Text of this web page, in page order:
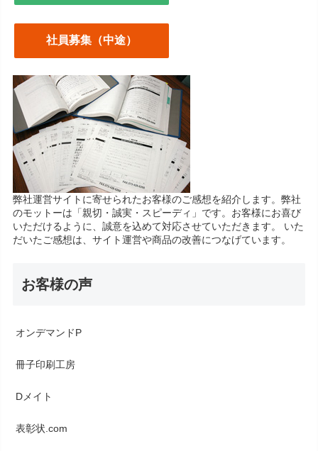
社員募集（中途）
弊社運営サイトに寄せられたお客様のご感想を紹介します。弊社
のモットーは「親切・誠実・スピーディ」です。お客様にお喜び
いただけるように、誠意を込めて対応させていただきます。 いた
だいたご感想は、サイト運営や商品の改善につなげています。
お客様の声
オンデマンドP
冊子印刷工房
Dメイト
表彰状.com